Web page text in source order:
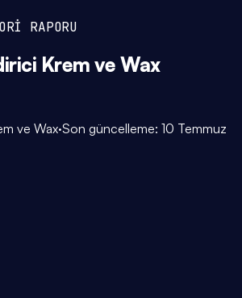
RAPORU
Krem ve Wax
ve Wax·Son güncelleme: 10 Temmuz